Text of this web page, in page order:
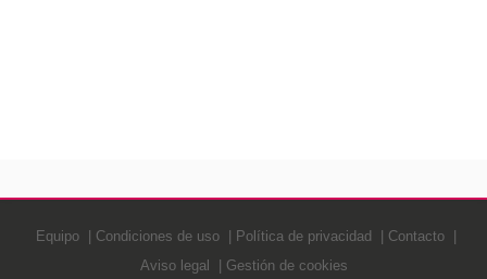
Equipo Condiciones de uso Política de privacidad
Contacto
Aviso legal
Gestión de cookies